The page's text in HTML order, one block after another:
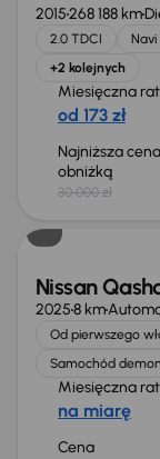
2015268 188 km
2.0 TDCI Navi
+2 kolejnych
Miesięczna
od 173 zł
Najniższa
obniżką
30 000 zł
Od nowego
Nissan
20258 km
Od pierwszego
Samochód
Miesięczna
na miarę
Cena